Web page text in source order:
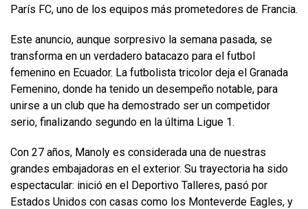
París FC, uno de los equipos más prometedores de Francia.
Este anuncio, aunque sorpresivo la semana pasada, se
transforma en un verdadero batacazo para el futbol
femenino en Ecuador. La futbolista tricolor deja el Granada
Femenino, donde ha tenido un desempeño notable, para
unirse a un club que ha demostrado ser un competidor
serio, finalizando segundo en la última Ligue 1.
Con 27 años, Manoly es considerada una de nuestras
grandes embajadoras en el exterior. Su trayectoria ha sido
espectacular: inició en el Deportivo Talleres, pasó por
Estados Unidos con casas como los Monteverde Eagles, y